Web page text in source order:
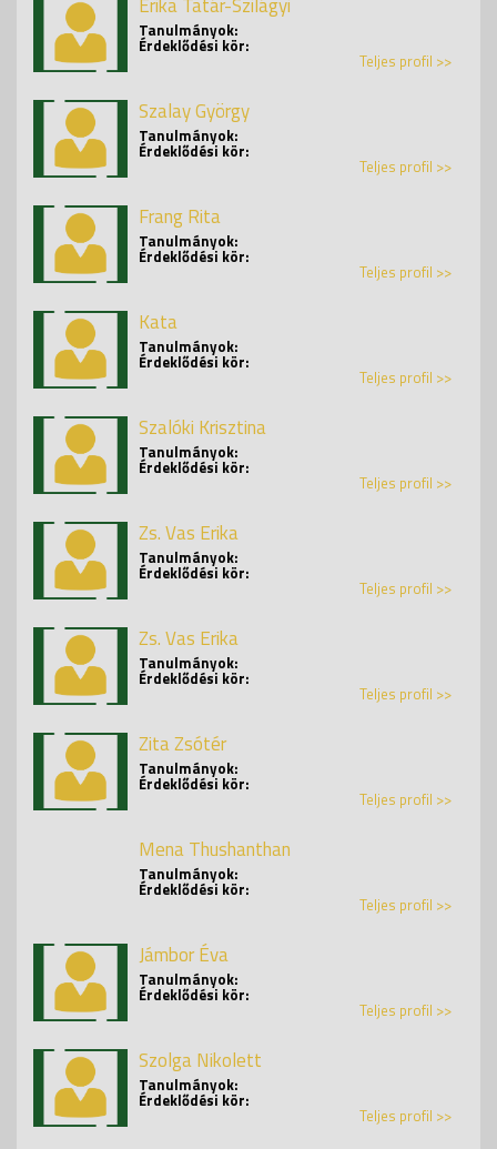
Tanulmányok:
Érdeklődési kör:
Teljes profil >>
Szalay György
Tanulmányok:
Érdeklődési kör:
Teljes profil >>
Frang Rita
Tanulmányok:
Érdeklődési kör:
Teljes profil >>
Kata
Tanulmányok:
Érdeklődési kör:
Teljes profil >>
Szalóki Krisztina
Tanulmányok:
Érdeklődési kör:
Teljes profil >>
Zs. Vas Erika
Tanulmányok:
Érdeklődési kör:
Teljes profil >>
Zs. Vas Erika
Tanulmányok:
Érdeklődési kör:
Teljes profil >>
Zita Zsótér
Tanulmányok:
Érdeklődési kör:
Teljes profil >>
Mena Thushanthan
Tanulmányok:
Érdeklődési kör:
Teljes profil >>
Jámbor Éva
Tanulmányok:
Érdeklődési kör:
Teljes profil >>
Szolga Nikolett
Tanulmányok:
Érdeklődési kör:
Teljes profil >>